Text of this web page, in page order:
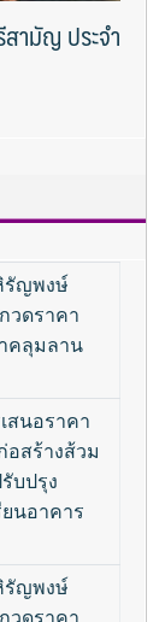
ามัญ ประจำ
รัญพงษ์
วดราคา
คลุมลาน
สนอราคา
อสร้างส้วม
บปรุง
นอาคาร
รัญพงษ์
วดราคา